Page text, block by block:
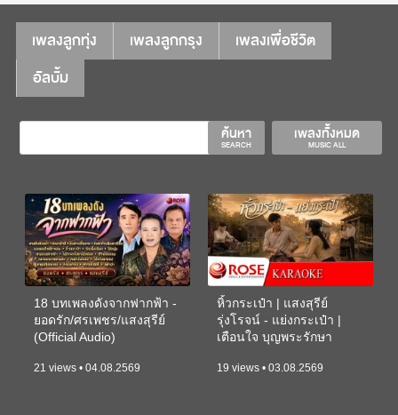
เพลงลูกทุ่ง เพลงลูกกรุง
เพลงเพื่อชีวิต
อัลบั้ม
เพลงทั้งหมด
MUSIC ALL
ค้นหา
SEARCH
18 บทเพลงดังจากฟากฟ้า -
ยอดรัก/ศรเพชร/แสงสุรีย์
(Official Audio)
21 views • 04.08.2569
หิ้วกระเป๋า | แสงสุรีย์
รุ่งโรจน์ - แย่งกระเป๋า |
เตือนใจ บุญพระรักษา
19 views • 03.08.2569